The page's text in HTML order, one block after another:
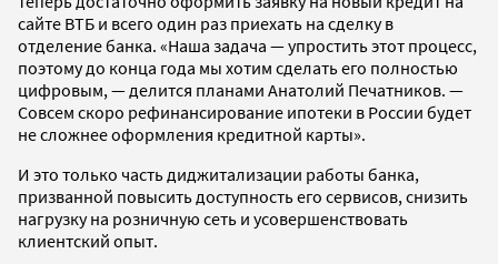
сайте ВТБ и всего один раз приехать на сделку в
отделение банка. «Наша задача — упростить этот процесс,
поэтому до конца года мы хотим сделать его полностью
цифровым, — делится планами Анатолий Печатников. —
Совсем скоро рефинансирование ипотеки в России будет
не сложнее оформления кредитной карты».
И это только часть диджитализации работы банка,
призванной повысить доступность его сервисов, снизить
нагрузку на розничную сеть и усовершенствовать
клиентский опыт.